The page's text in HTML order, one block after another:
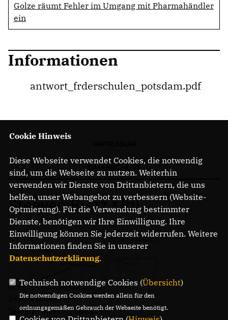
Golze räumt Fehler im Umgang mit Pharmahändler
ein
Informationen
antwort_frderschulen_potsdam.pdf
Steeven Bretz MdL
Gregor-Mendel-Straße 3
14469 Potsdam
Telefon: 0331 - 20085713
Cookie Hinweis
Diese Webseite verwendet Cookies, die notwendig
sind, um die Webseite zu nutzen. Weiterhin
verwenden wir Dienste von Drittanbietern, die uns
helfen, unser Webangebot zu verbessern (Website-
Optmierung). Für die Verwendung bestimmter
Dienste, benötigen wir Ihre Einwilligung. Ihre
Einwilligung können Sie jederzeit widerrufen. Weitere
Informationen finden Sie in unserer
Datenschutzerklärung.
Technisch notwendige Cookies (Übersicht)
Die notwendigen Cookies werden allein für den
ordnungsgemäßen Gebrauch der Webseite benötigt.